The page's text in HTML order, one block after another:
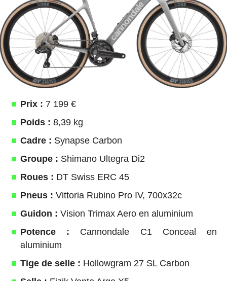
Prix : 7 199 €
Poids : 8,39 kg
Cadre : Synapse Carbon
Groupe : Shimano Ultegra Di2
Roues : DT Swiss ERC 45
Pneus : Vittoria Rubino Pro IV, 700x32c
Guidon : Vision Trimax Aero en aluminium
Potence : Cannondale C1 Conceal en
aluminium
Tige de selle : Hollowgram 27 SL Carbon